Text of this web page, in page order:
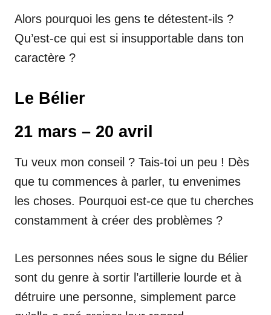
Alors pourquoi les gens te détestent-ils ?
Qu’est-ce qui est si insupportable dans ton
caractère ?
Le Bélier
21 mars – 20 avril
Tu veux mon conseil ? Tais-toi un peu ! Dès
que tu commences à parler, tu envenimes
les choses. Pourquoi est-ce que tu cherches
constamment à créer des problèmes ?
Les personnes nées sous le signe du Bélier
sont du genre à sortir l’artillerie lourde et à
détruire une personne, simplement parce